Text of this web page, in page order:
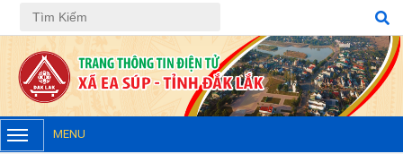
MENU